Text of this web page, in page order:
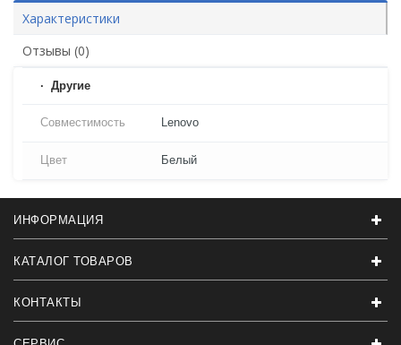
Характеристики
Отзывы (0)
Другие
Совместимость Lenovo
Цвет Белый
ИНФОРМАЦИЯ
КАТАЛОГ ТОВАРОВ
КОНТАКТЫ